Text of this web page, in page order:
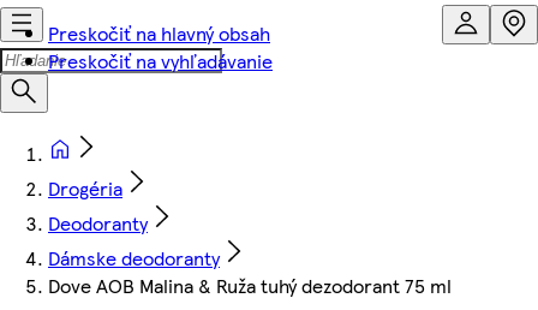
Preskočiť na hlavný obsah
Preskočiť na vyhľadávanie
Drogéria
Deodoranty
Dámske deodoranty
Dove AOB Malina & Ruža tuhý dezodorant 75 ml